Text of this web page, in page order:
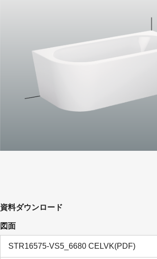
資料ダウンロード
図面
STR16575-VS5_6680 CELVK(PDF)